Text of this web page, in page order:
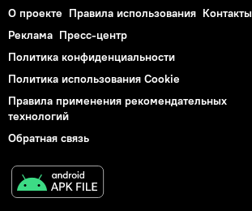
О проекте Правила использования Контакты
Реклама Пресс-центр
Политика конфиденциальности
Политика использования Cookie
Правила применения рекомендательных
технологий
Обратная связь